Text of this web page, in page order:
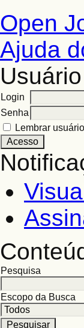
Open
Ajuda
Usuário
Login
Senha
Lembrar usuário
Pesquisa
Escopo da Busca